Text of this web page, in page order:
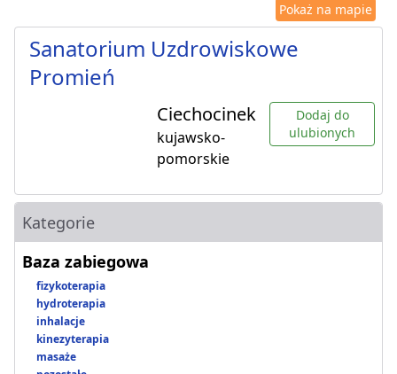
Pokaż na mapie
Sanatorium Uzdrowiskowe
Promień
Ciechocinek
kujawsko-
pomorskie
Dodaj do
ulubionych
Kategorie
Baza zabiegowa
fizykoterapia
hydroterapia
inhalacje
kinezyterapia
masaże